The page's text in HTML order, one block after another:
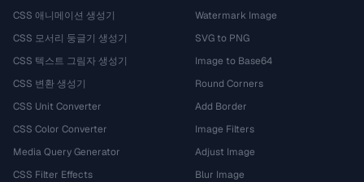
CSS 애니메이션 생성기
CSS 모서리 둥글기 생성기
CSS 텍스트 그림자 생성기
CSS 변환 생성기
CSS Unit Converter
CSS Color Converter
Media Query Generator
CSS Filter Effects
Watermark Image
SVG to PNG
Image to Base64
Round Corners
Add Border
Image Filters
Adjust Image
Blur Image